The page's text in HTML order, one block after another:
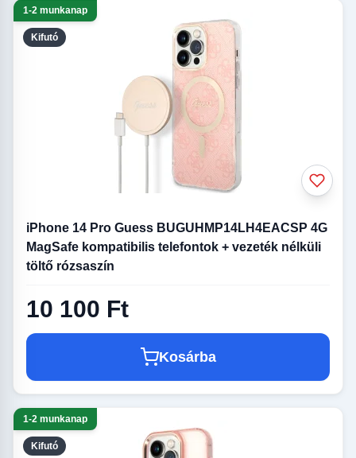
Kifutó
1-2 munkanap
iPhone 14 Pro Guess BUGUHMP14LH4EACSP 4G
MagSafe kompatibilis telefontok + vezeték nélküli
töltő rózsaszín
10 100 Ft
Kosárba
Kifutó
1-2 munkanap